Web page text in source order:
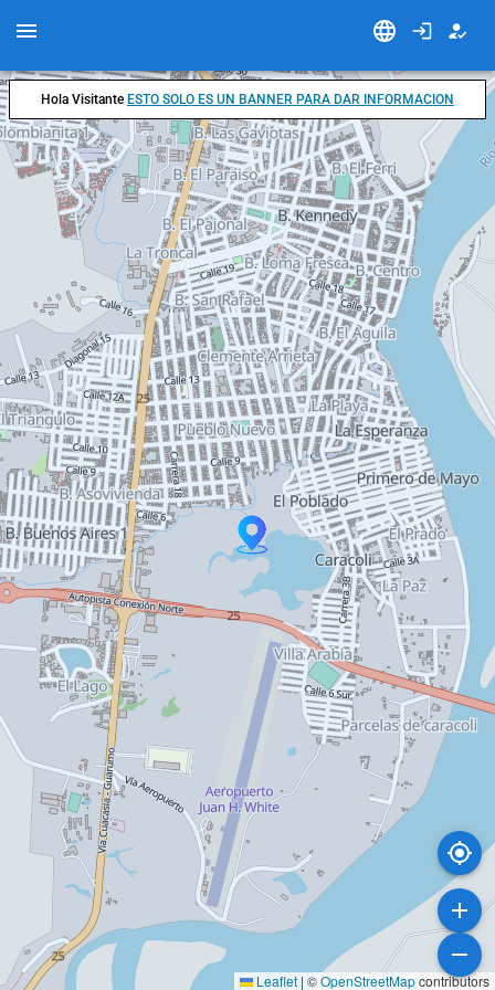
Leaflet | ©OpenStreetMapcontributors
Hola Visitante ESTO SOLO ES UN BANNER PARA DAR INFORMACION